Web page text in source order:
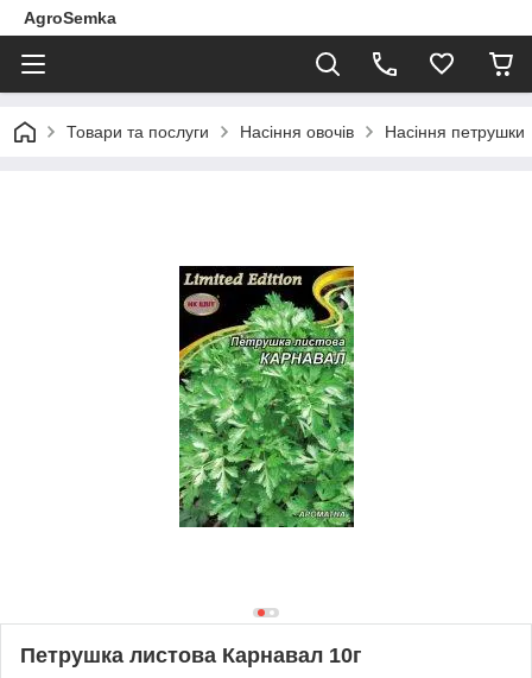
AgroSemka
Товари та послуги Насіння овочів Насіння петрушки
Петрушка листова Карнавал 10г